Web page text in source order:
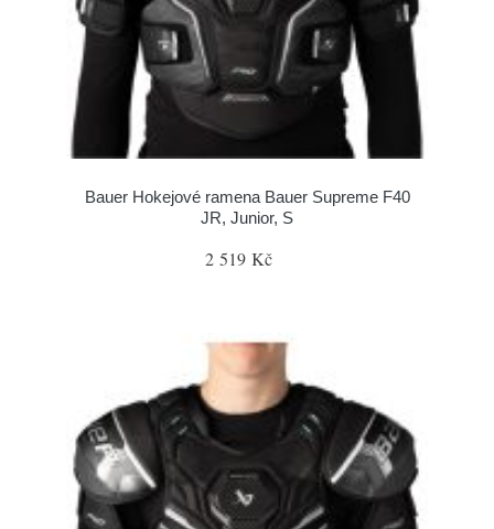
Bauer Hokejové ramena Bauer Supreme F40
JR, Junior, S
2 519 Kč